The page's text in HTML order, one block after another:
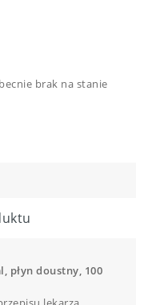
brak na stanie
płyn doustny, 100